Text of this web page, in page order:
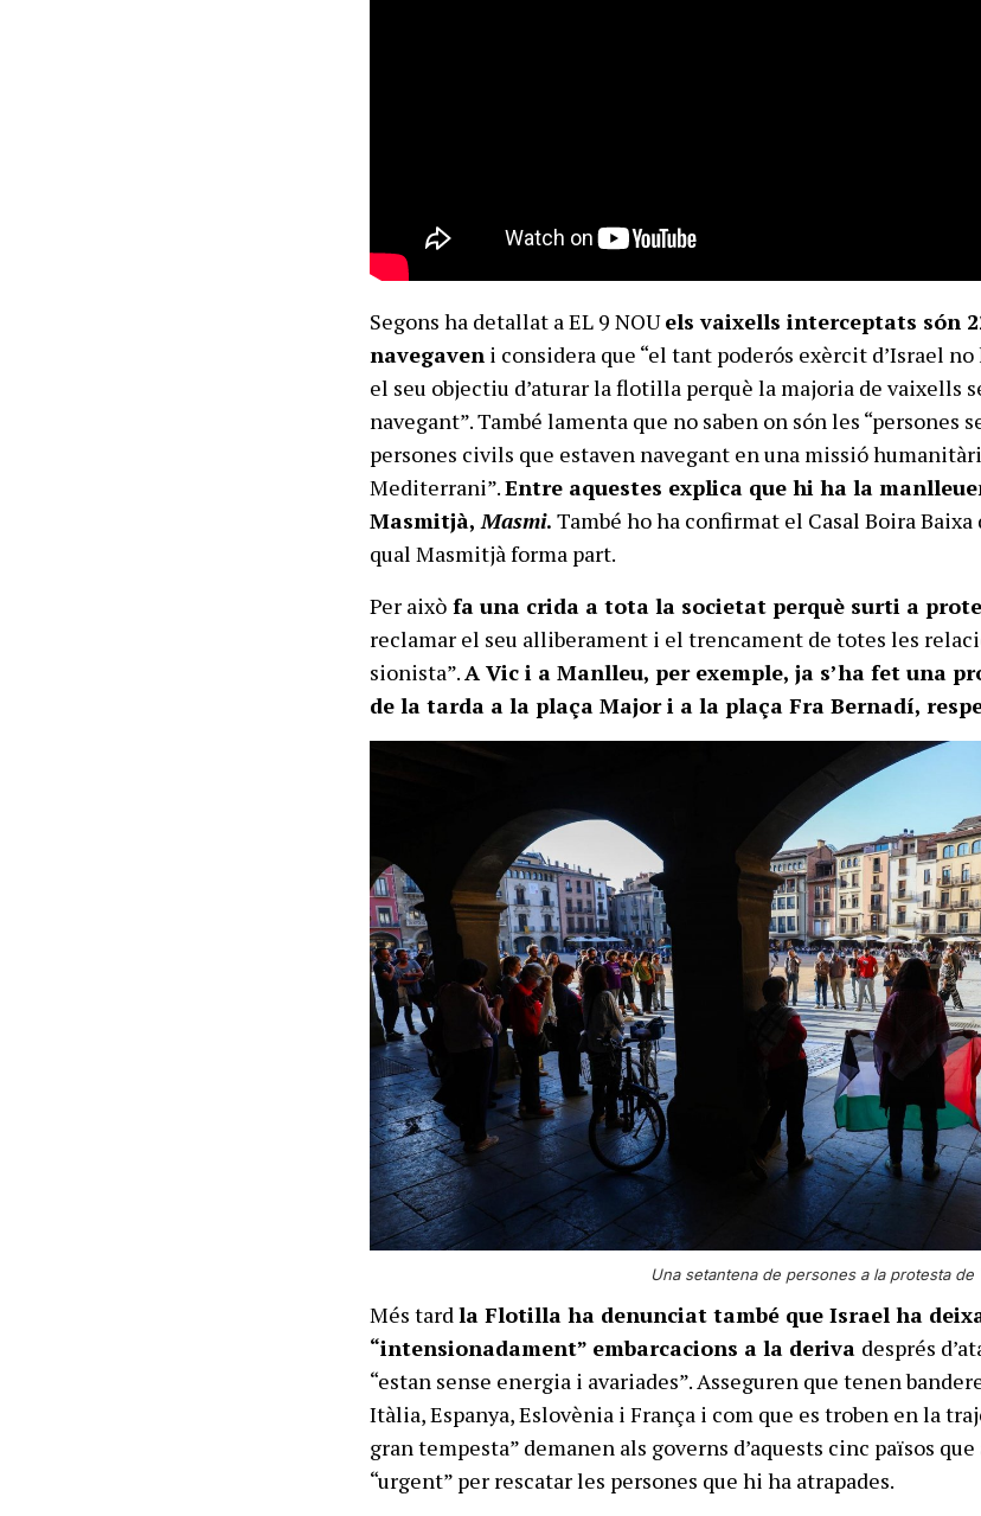
Segons ha detallat a EL 9 NOUels vaixells interceptats són
navegaven i considera que “el tant poderós exèrcit d’Israel
el seu objectiu d’aturar la flotilla perquè la majoria de vaixells
navegant”. També lamenta que no saben on són les “persones
persones civils que estaven navegant en una missió
Mediterrani”.Entre aquestes explica que hi ha la
Masmitjà, Masmi.També ho ha confirmat el Casal Boira
qual Masmitjà forma part.
Per això fa una crida a tota la societat perquè surti a
reclamar el seu alliberament i el trencament de totes les
sionista”. A Vic i a Manlleu, per exemple, ja s’ha fet una
de la tarda a la plaça Major i a la plaça Fra Bernadí,
Una setantena de persones a la protesta de
Més tardla Flotilla ha denunciat també que Israel ha
“intensionadament” embarcacions a la deriva després
“estan sense energia i avariades”. Asseguren que tenen
Itàlia, Espanya, Eslovènia i França i com que es troben en la
gran tempesta” demanen als governs d’aquests cinc països
“urgent” per rescatar les persones que hi ha atrapades.